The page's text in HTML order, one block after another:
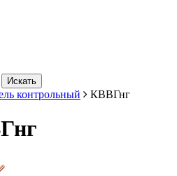
Искать
контрольный КВВГнг